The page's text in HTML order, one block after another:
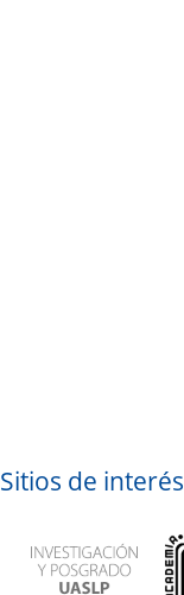
Sitios de interés